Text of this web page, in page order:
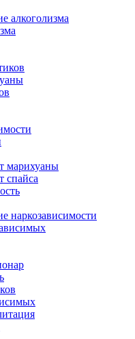
алкоголизма
марихуаны
спайса
наркозависимости